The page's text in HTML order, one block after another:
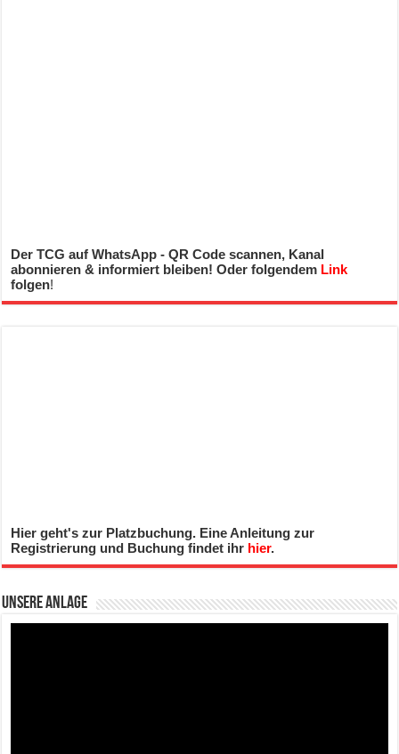
Der TCG auf WhatsApp - QR Code scannen, Kanal
abonnieren & informiert bleiben! Oder folgendem Link
folgen!
Hier geht's zur Platzbuchung. Eine Anleitung zur
Registrierung und Buchung findet ihr hier.
Unsere Anlage